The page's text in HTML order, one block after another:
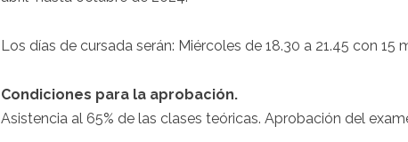
Los días de cursada serán: Miércoles de 18.30 a 21.45 con 15
Condiciones para la aprobación.
Asistencia al 65% de las clases teóricas. Aprobación del